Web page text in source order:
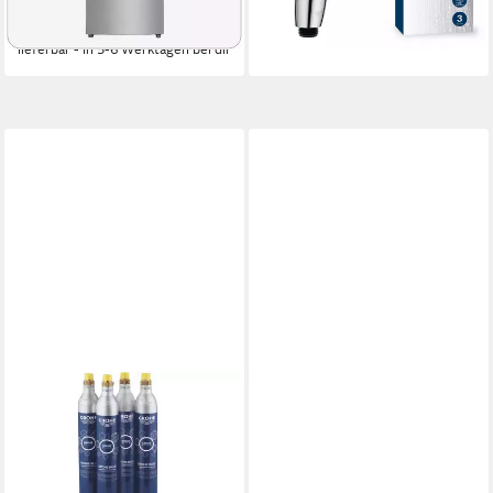
lieferbar - in 5-6 Werktagen bei dir
Wassersprudler Blue
Starterset 425g CO²
Flaschen, 4 Stck. (40422000)